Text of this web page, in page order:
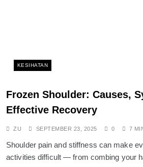
KESIHATAN
Frozen Shoulder: Causes,
Effective Recovery
ZU SEPTEMBER 23, 2025 0 7
Shoulder pain and stiffness can make
activities difficult — from combing your